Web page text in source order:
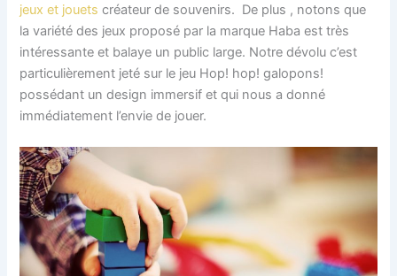
jeux et jouets créateur de souvenirs. De plus , notons que
la variété des jeux proposé par la marque Haba est très
intéressante et balaye un public large. Notre dévolu c’est
particulièrement jeté sur le jeu Hop! hop! galopons!
possédant un design immersif et qui nous a donné
immédiatement l’envie de jouer.